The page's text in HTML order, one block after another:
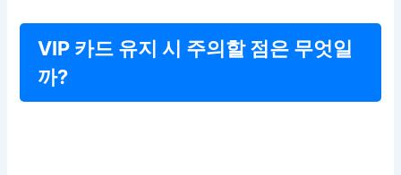
VIP 카드 유지 시 주의할 점은 무엇일
까?